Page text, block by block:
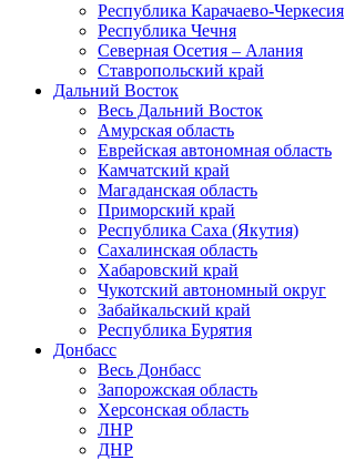
Республика Карачаево-Черкесия
Республика Чечня
Северная Осетия – Алания
Ставропольский край
Дальний Восток
Весь Дальний Восток
Амурская область
Еврейская автономная область
Камчатский край
Магаданская область
Приморский край
Республика Саха (Якутия)
Сахалинская область
Хабаровский край
Чукотский автономный округ
Забайкальский край
Республика Бурятия
Донбасс
Весь Донбасс
Запорожская область
Херсонская область
ЛНР
ДНР